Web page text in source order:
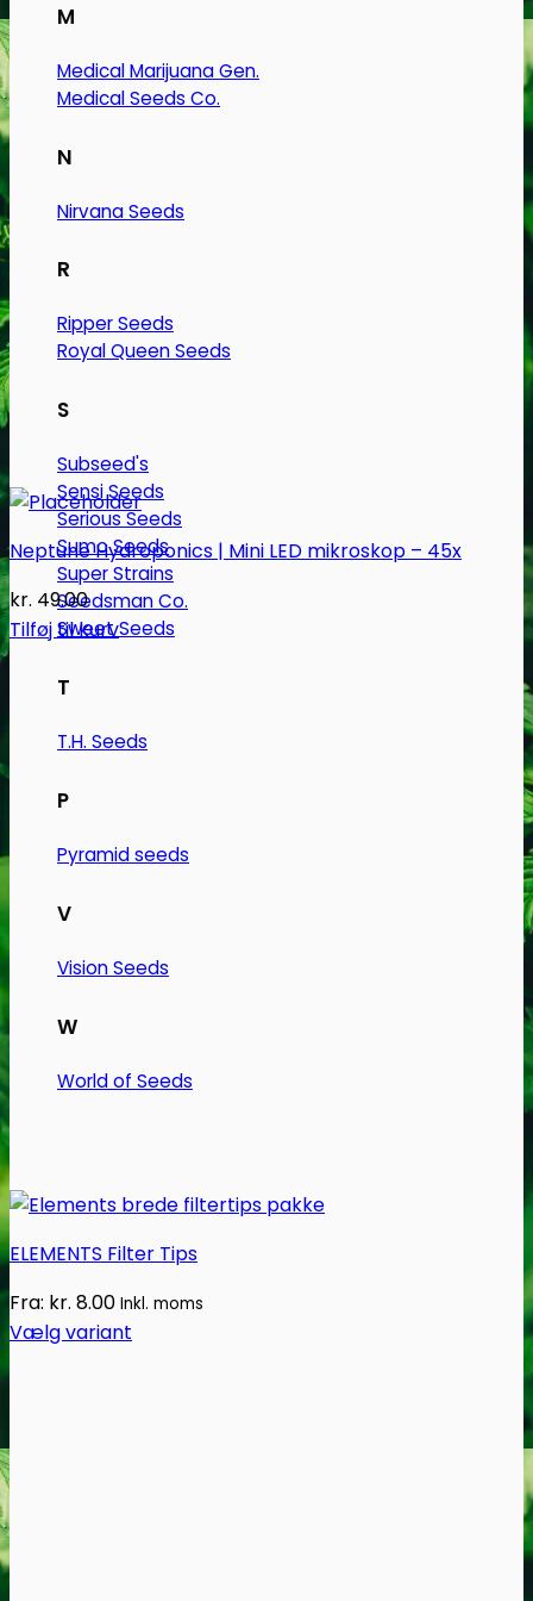
M
Medical Marijuana Gen.
Medical Seeds Co.
N
Nirvana Seeds
R
Ripper Seeds
Royal Queen Seeds
S
Subseed's
Sensi Seeds
Serious Seeds
Sumo Seeds
Super Strains
Seedsman Co.
Sweet Seeds
T
T.H. Seeds
P
Pyramid seeds
V
Vision Seeds
W
World of Seeds
Neptune Hydroponics | Mini LED mikroskop – 45x
kr. 49.00
Tilføj til kurv
ELEMENTS Filter Tips
Fra: kr. 8.00 Inkl. moms
Vælg variant
flere
varianter.
kan
vælges